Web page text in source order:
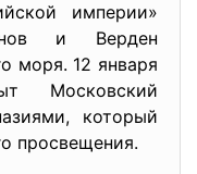
империи»
и Верден
моря. 12 января
Московский
который
просвещения.